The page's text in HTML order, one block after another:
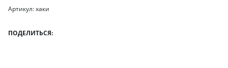
Артикул: хаки
ПОДЕЛИТЬСЯ: